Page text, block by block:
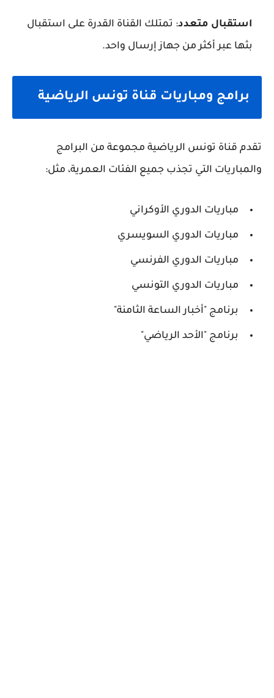
استقبال متعدد: تمتلك القناة القدرة على استقبال
بثها عبر أكثر من جهاز إرسال واحد.
برامج ومباريات قناة تونس الرياضية
تقدم قناة تونس الرياضية مجموعة من البرامج
والمباريات التي تجذب جميع الفئات العمرية، مثل:
مباريات الدوري الأوكراني
مباريات الدوري السويسري
مباريات الدوري الفرنسي
مباريات الدوري التونسي
برنامج "أخبار الساعة الثامنة"
برنامج "الأحد الرياضي"